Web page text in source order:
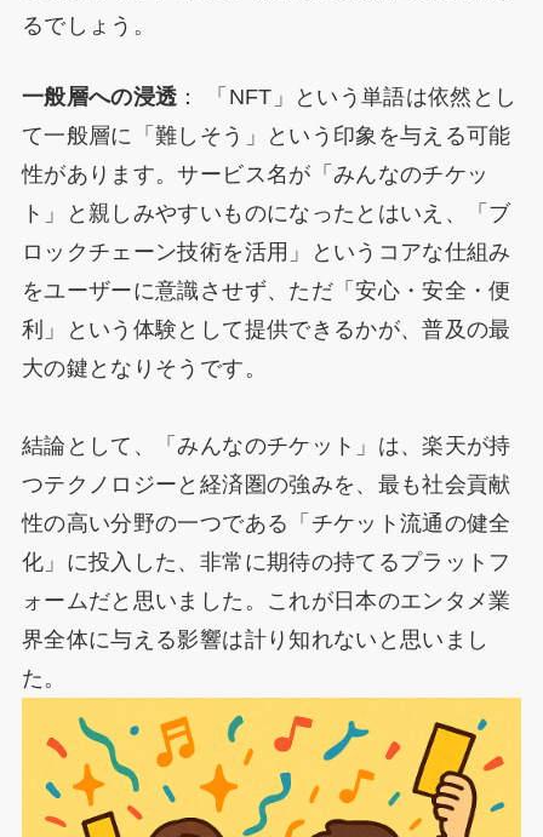
るでしょう。
一般層への浸透 ： 「NFT」という単語は依然とし
て一般層に「難しそう」という印象を与える可能
性があります。サービス名が「みんなのチケッ
ト」と親しみやすいものになったとはいえ、「ブ
ロックチェーン技術を活用」というコアな仕組み
をユーザーに意識させず、ただ「安心・安全・便
利」という体験として提供できるかが、普及の最
大の鍵となりそうです。
結論として、「みんなのチケット」は、楽天が持
つテクノロジーと経済圏の強みを、最も社会貢献
性の高い分野の一つである「チケット流通の健全
化」に投入した、非常に期待の持てるプラットフ
ォームだと思いました。これが日本のエンタメ業
界全体に与える影響は計り知れないと思いまし
た。